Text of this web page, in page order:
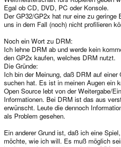
Egal ob CD, DVD, PC oder Konsole.
Der GP32/GP2x hat nur eine zu geringe
uns in dem Fall (noch) nicht profilieren
Noch ein Wort zu DRM:
Ich lehne DRM ab und werde kein
den GP2x kaufen, welches DRM nutzt.
Die Gründe:
Ich bin der Meinung, daß DRM auf
suchen hat. Es ist in meinen Augen ein
Open Source lebt von der Weitergabe/
Informationen. Bei DRM ist das aus
erwünscht. Leute die dennoch
als Problem gesehen.
Ein anderer Grund ist, daß ich eine
möchte, wie ich will. Es muß möglich